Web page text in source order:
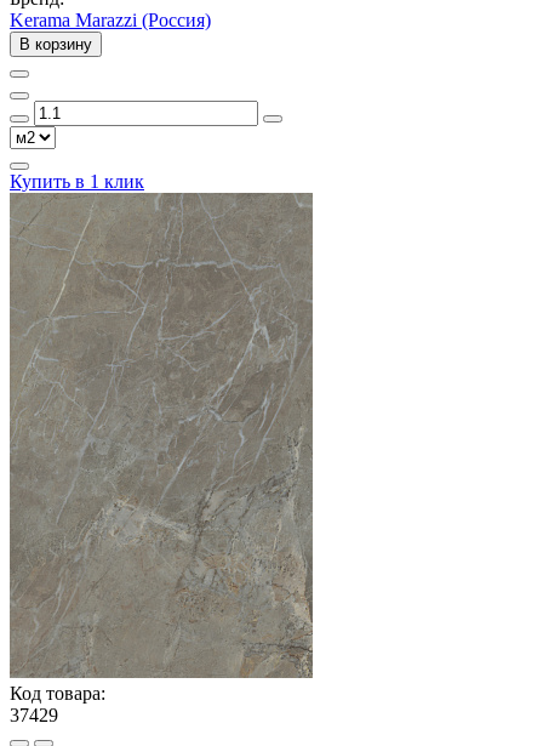
Kerama Marazzi (Россия)
В корзину
Купить в 1 клик
Код товара:
37429